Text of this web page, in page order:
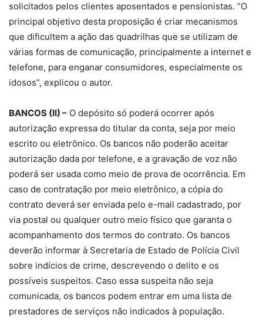
solicitados pelos clientes aposentados e pensionistas. “O
principal objetivo desta proposição é criar mecanismos
que dificultem a ação das quadrilhas que se utilizam de
várias formas de comunicação, principalmente a internet e
telefone, para enganar consumidores, especialmente os
idosos”, explicou o autor.
BANCOS (II) – O depósito só poderá ocorrer após
autorização expressa do titular da conta, seja por meio
escrito ou eletrônico. Os bancos não poderão aceitar
autorização dada por telefone, e a gravação de voz não
poderá ser usada como meio de prova de ocorrência. Em
caso de contratação por meio eletrônico, a cópia do
contrato deverá ser enviada pelo e-mail cadastrado, por
via postal ou qualquer outro meio físico que garanta o
acompanhamento dos termos do contrato. Os bancos
deverão informar à Secretaria de Estado de Polícia Civil
sobre indícios de crime, descrevendo o delito e os
possíveis suspeitos. Caso essa suspeita não seja
comunicada, os bancos podem entrar em uma lista de
prestadores de serviços não indicados à população.